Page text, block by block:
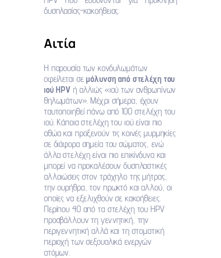
δυσπλασίας-κακοήθειας.
Αιτία
Η παρουσία των κονδυλωμάτων
οφείλεται σεμόλυνση από στελέχη του
ιού HPV ή αλλιώς «ιού των ανθρωπίνων
θηλωμάτων». Μέχρι σήμερα, έχουν
ταυτοποιηθεί πάνω από 100 στελέχη του
ιού. Κάποια στελέχη του ιού είναι πιο
αθώα και προξενούν τις κοινές μυρμηκίες
σε διάφορα σημεία του σώματος, ενώ
άλλα στελέχη είναι πιο επικίνδυνα και
μπορεί να προκαλέσουν δυσπλαστικές
αλλοιώσεις στον τράχηλο της μήτρας,
την ουρήθρα, τον πρωκτό και αλλού, οι
οποίες να εξελιχθούν σε κακοήθειες.
Περίπου 40 από τα στελέχη του HPV
προσβάλλουν τη γεννητική, την
περιγεννητική αλλά και τη στοματική
περιοχή των σεξουαλικά ενεργών
ατόμων.